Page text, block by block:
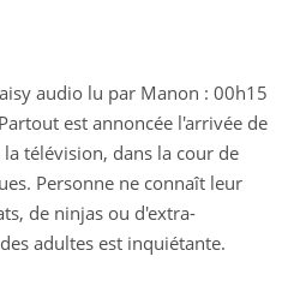
audio lu par Manon : 00h15
est annoncée l'arrivée de
télévision, dans la cour de
Personne ne connaît leur
de ninjas ou d'extra-
adultes est inquiétante.